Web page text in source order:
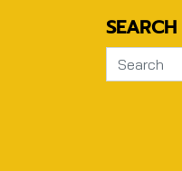
SEARCH